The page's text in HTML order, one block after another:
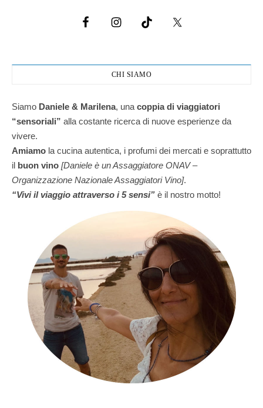
CHI SIAMO
Siamo Daniele & Marilena, una coppia di viaggiatori
“sensoriali” alla costante ricerca di nuove esperienze da
vivere.
Amiamo la cucina autentica, i profumi dei mercati e soprattutto
il buon vino [Daniele è un Assaggiatore ONAV –
Organizzazione Nazionale Assaggiatori Vino].
“Vivi il viaggio attraverso i 5 sensi” è il nostro motto!